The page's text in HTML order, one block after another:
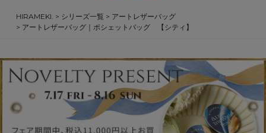
HIRAMEKI. シリーズ一覧
アートレザーバッグ
アートレザーバッグ｜ポシェットバッグ 【シティ】